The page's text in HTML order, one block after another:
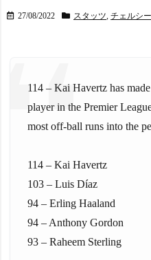
海外「どの国もあっさ
OSE】システムサービス
「超絶最かわてんしちゃ
ん」プライズフィギュア
【彩色原型公開】 NEW!
らにブッ刺さりまくりw w w
w w w NEW!
J1鹿島、公式SNS総フォロ
ラブ最多に 海外発信強化が
結実 NEW!
27/08/2022 スタッツ チェルシー
114 – Kai Havertz has
player in the Premier
most off-ball runs into the
114 – Kai Havertz
103 – Luis Díaz
94 – Erling Haaland
94 – Anthony Gordon
93 – Raheem Sterling